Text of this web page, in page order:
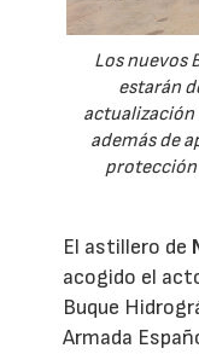
Los nuevos
estarán
además de
El astillero de
acogido el
Buque
Armada